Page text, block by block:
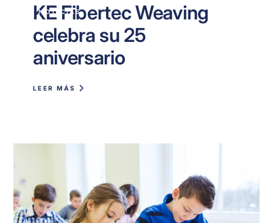
NOTICIAS
KE Fibertec Weaving
celebra su 25
aniversario
LEER MÁS